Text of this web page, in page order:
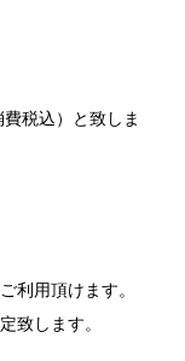
税込）と致しま
利用頂けます。
致します。